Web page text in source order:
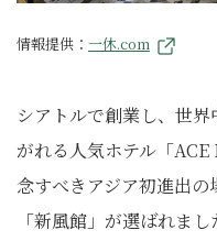
情報提供： 一休.com
シアトルで創業し、世
がれる人気ホテル「
念すべきアジア初進出
「新風館」が選ばれま